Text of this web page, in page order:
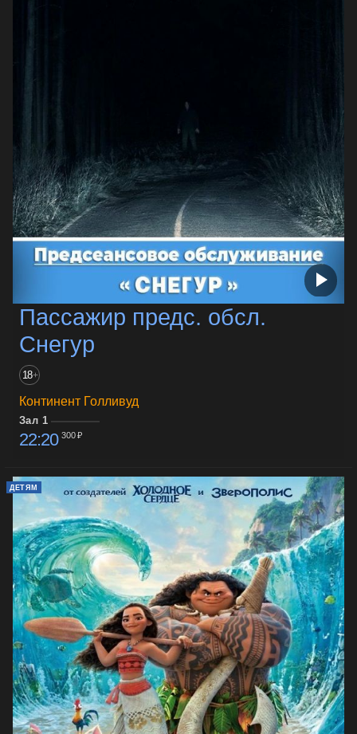
Пассажир предс. обсл.
Снегур
18+
Континент Голливуд
Зал 1
22:20 300 ₽
ДЕТЯМ